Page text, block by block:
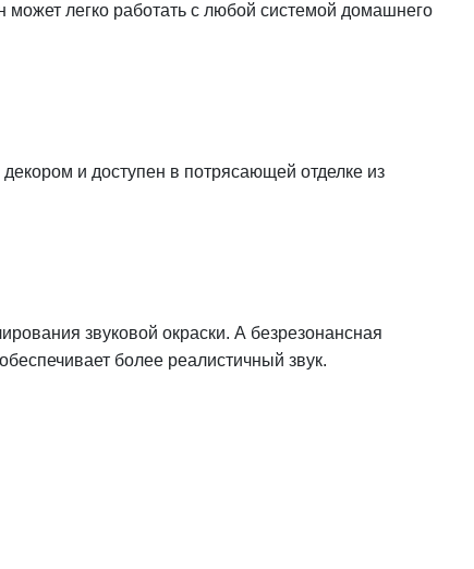
легко работать с любой системой домашнего
и доступен в потрясающей отделке из
звуковой окраски. А безрезонансная
более реалистичный звук.